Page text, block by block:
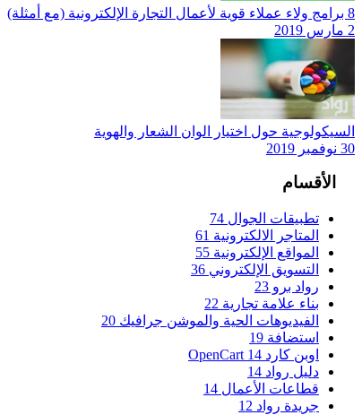
8 برامج ولاء عملاء قوية لأعمال التجارة الإلكترونية (مع أمثلة)
2 مارس 2019
السيكولوجية حول اختيار الوان الشعار والهوية
30 نوفمبر 2019
الأقسام
تطبيقات الجوال 74
المتاجر الالكترونية 61
المواقع الإلكترونية 55
التسويق الإلكتروني 36
رواد برو 23
بناء علامة تجارية 22
الفيديوهات الحية والموشن جرافيك 20
استضافة 19
اوبن كارد OpenCart 14
دليل رواد 14
قطاعات الأعمال 14
جريدة رواد 12